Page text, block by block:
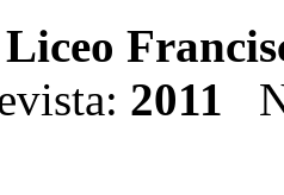
Liceo
2011